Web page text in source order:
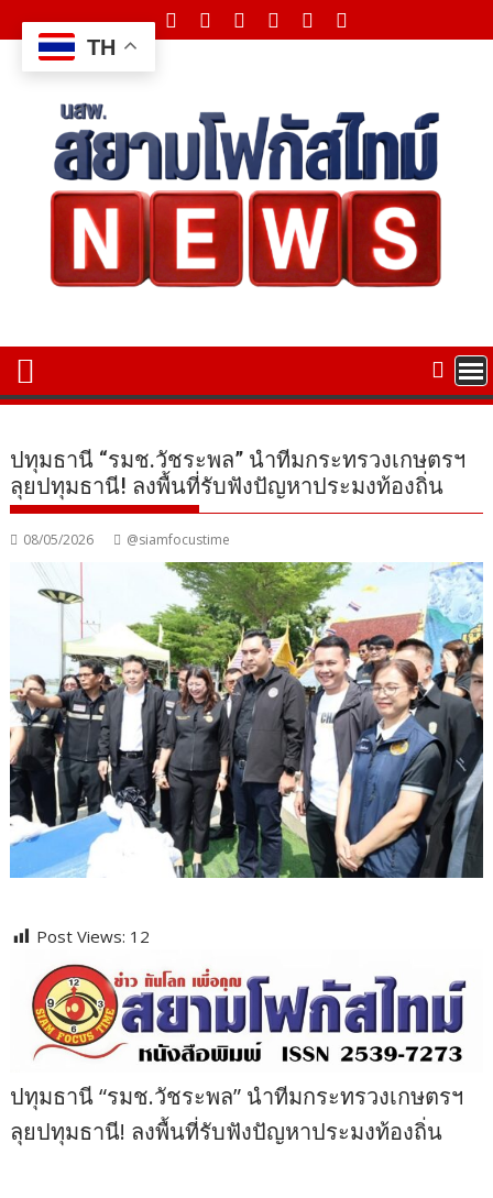
to
content
ปทุมธานี “รมช.วัชระพล” นำทีมกระทรวงเกษตรฯ
ลุยปทุมธานี! ลงพื้นที่รับฟังปัญหาประมงท้องถิ่น
08/05/2026 @siamfocustime
Post Views: 12
ปทุมธานี “รมช.วัชระพล” นำทีมกระทรวงเกษตรฯ
ลุยปทุมธานี! ลงพื้นที่รับฟังปัญหาประมงท้องถิ่น
TH